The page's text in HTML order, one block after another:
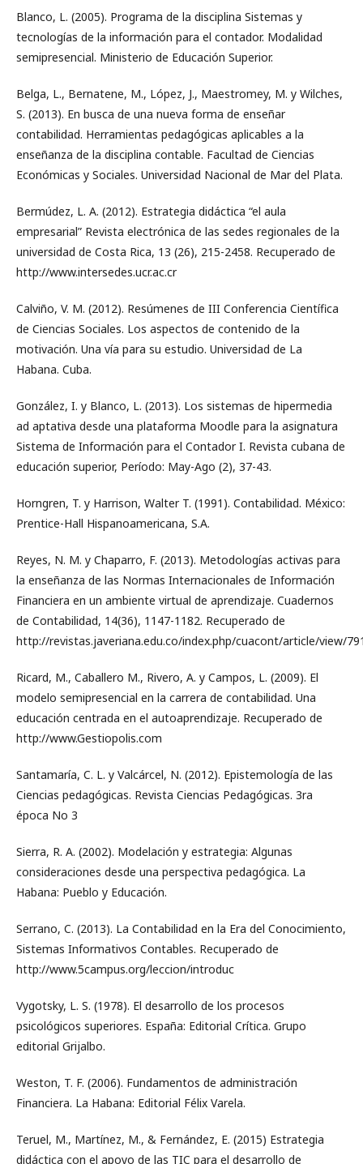
Blanco, L. (2005). Programa de la disciplina Sistemas y
tecnologías de la información para el contador. Modalidad
semipresencial. Ministerio de Educación Superior.
Belga, L., Bernatene, M., López, J., Maestromey, M. y Wilches,
S. (2013). En busca de una nueva forma de enseñar
contabilidad. Herramientas pedagógicas aplicables a la
enseñanza de la disciplina contable. Facultad de Ciencias
Económicas y Sociales. Universidad Nacional de Mar del Plata.
Bermúdez, L. A. (2012). Estrategia didáctica “el aula
empresarial” Revista electrónica de las sedes regionales de la
universidad de Costa Rica, 13 (26), 215-2458. Recuperado de
http://www.intersedes.ucr.ac.cr
Calviño, V. M. (2012). Resúmenes de III Conferencia Científica
de Ciencias Sociales. Los aspectos de contenido de la
motivación. Una vía para su estudio. Universidad de La
Habana. Cuba.
González, I. y Blanco, L. (2013). Los sistemas de hipermedia
ad aptativa desde una plataforma Moodle para la asignatura
Sistema de Información para el Contador I. Revista cubana de
educación superior, Período: May-Ago (2), 37-43.
Horngren, T. y Harrison, Walter T. (1991). Contabilidad. México:
Prentice-Hall Hispanoamericana, S.A.
Reyes, N. M. y Chaparro, F. (2013). Metodologías activas para
la enseñanza de las Normas Internacionales de Información
Financiera en un ambiente virtual de aprendizaje. Cuadernos
de Contabilidad, 14(36), 1147-1182. Recuperado de
http://revistas.javeriana.edu.co/index.php/cuacont/article/view/
Ricard, M., Caballero M., Rivero, A. y Campos, L. (2009). El
modelo semipresencial en la carrera de contabilidad. Una
educación centrada en el autoaprendizaje. Recuperado de
http://www.Gestiopolis.com
Santamaría, C. L. y Valcárcel, N. (2012). Epistemología de las
Ciencias pedagógicas. Revista Ciencias Pedagógicas. 3ra
época No 3
Sierra, R. A. (2002). Modelación y estrategia: Algunas
consideraciones desde una perspectiva pedagógica. La
Habana: Pueblo y Educación.
Serrano, C. (2013). La Contabilidad en la Era del Conocimiento,
Sistemas Informativos Contables. Recuperado de
http://www.5campus.org/leccion/introduc
Vygotsky, L. S. (1978). El desarrollo de los procesos
psicológicos superiores. España: Editorial Crítica. Grupo
editorial Grijalbo.
Weston, T. F. (2006). Fundamentos de administración
Financiera. La Habana: Editorial Félix Varela.
Teruel, M., Martínez, M., & Fernández, E. (2015) Estrategia
didáctica con el apoyo de las TIC para el desarrollo de